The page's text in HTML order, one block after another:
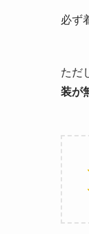
必ず
ただ
装が